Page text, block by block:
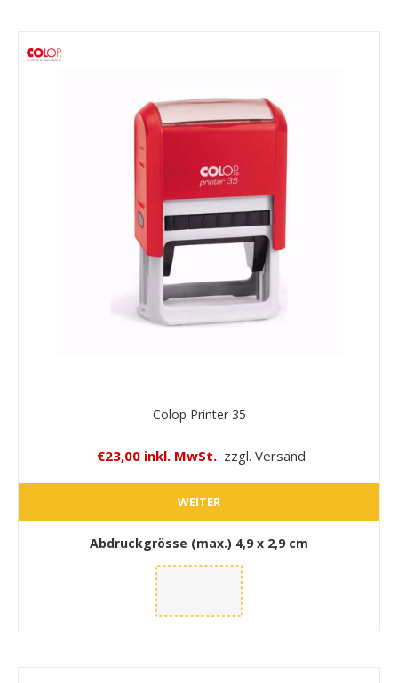
Colop Printer 35
€23,00 inkl. MwSt. zzgl. Versand
WEITER
Abdruckgrösse (max.) 4,9 x 2,9 cm